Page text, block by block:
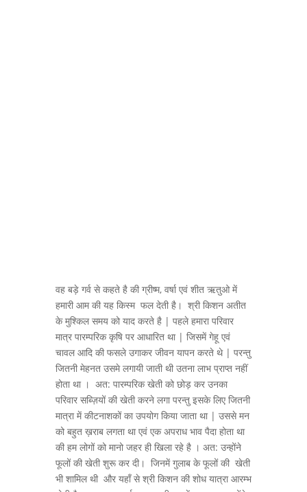
वह बड़े गर्व से कहते है की ग्रीष्म, वर्षा एवं शीत ऋतुओ में
हमारी आम की यह किस्म फल देती है। श्री किशन अतीत
के मुश्किल समय को याद करते है | पहले हमारा परिवार
मात्र पारम्परिक कृषि पर आधारित था | जिसमें गेहू एवं
चावल आदि की फसले उगाकर जीवन यापन करते थे | परन्तु
जितनी मेहनत उसमे लगायी जाती थी उतना लाभ प्राप्त नहीं
होता था । अत: पारम्परिक खेती को छोड़ कर उनका
परिवार सब्ज़ियों की खेती करने लगा परन्तु इसके लिए जितनी
मात्रा में कीटनाशकों का उपयोग किया जाता था | उससे मन
को बहुत ख़राब लगता था एवं एक अपराध भाव पैदा होता था
की हम लोगों को मानो जहर ही खिला रहे है । अत: उन्होंने
फूलों की खेती शुरू कर दी। जिनमें गुलाब के फूलों की खेती
भी शामिल थी और यहाँ से श्री किशन की शोध यात्रा आरम्भ